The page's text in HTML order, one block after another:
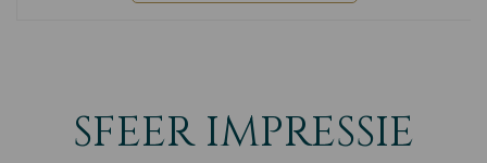
SFEER IMPRESSIE